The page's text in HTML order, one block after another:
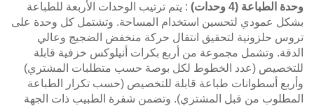
وحدة الطباعة (4 وحدات)
: يتم ترتيب الوحدات الأربعة للطباعة
بشكل عمودي لتحسين استخدام المساحة. وتشتمل كل وحدة على
تروس حلزونية لتحقيق انتقال حركة منخفض الضجيج وعالي
الدقة. وتشمل مجموعة من أربع بكرات أنيلوكس خزفية قابلة
للتخصيص (عدد الخطوط لكل بوصة حسب متطلبات المشتري)
وأربع أسطوانات طباعة قابلة للتخصيص (حسب تكرار الطباعة
المطلوب من قبل المشتري). وتضمن شفرة الطبيب ذات الجهة